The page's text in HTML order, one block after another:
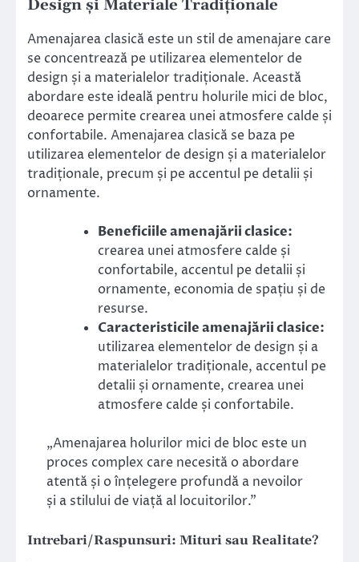
Design și Materiale Tradiționale
Amenajarea clasică este un stil de amenajare care
se concentrează pe utilizarea elementelor de
design și a materialelor tradiționale. Această
abordare este ideală pentru holurile mici de bloc,
deoarece permite crearea unei atmosfere calde și
confortabile. Amenajarea clasică se baza pe
utilizarea elementelor de design și a materialelor
tradiționale, precum și pe accentul pe detalii și
ornamente.
Beneficiile amenajării clasice:
crearea unei atmosfere calde și
confortabile, accentul pe detalii și
ornamente, economia de spațiu și de
resurse.
Caracteristicile amenajării clasice:
utilizarea elementelor de design și a
materialelor tradiționale, accentul pe
detalii și ornamente, crearea unei
atmosfere calde și confortabile.
„Amenajarea holurilor mici de bloc este un
proces complex care necesită o abordare
atentă și o înțelegere profundă a nevoilor
și a stilului de viață al locuitorilor.”
Intrebari/Raspunsuri: Mituri sau Realitate?